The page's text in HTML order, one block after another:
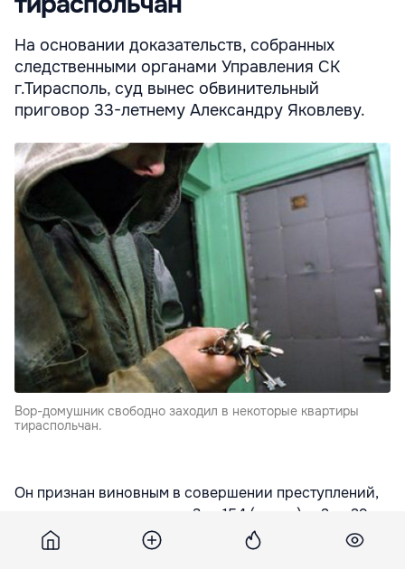
На основании доказательств, собранных
следственными органами Управления СК
г.Тирасполь, суд вынес обвинительный
приговор 33-летнему Александру Яковлеву.
Вор-домушник свободно заходил в некоторые квартиры
тираспольчан.
Он признан виновным в совершении преступлений,
предусмотренных п.«а» ч.3 ст.154 (кража), ч.2 ст.29 –
п.«б» ч.2 ст.157 (покушение на грабеж) УК ПМР,